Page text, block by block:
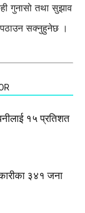
गुनासो तथा सुझाव
सक्नुहुनेछ ।
१५ प्रतिशत
३४१ जना